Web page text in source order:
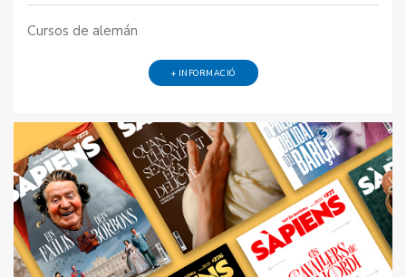
Cursos de alemán
+ INFORMACIÓ